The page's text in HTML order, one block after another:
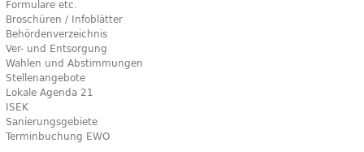
Formulare etc.
Broschüren / Infoblätter
Behördenverzeichnis
Ver- und Entsorgung
Wahlen und Abstimmungen
Stellenangebote
Lokale Agenda 21
ISEK
Sanierungsgebiete
Terminbuchung EWO